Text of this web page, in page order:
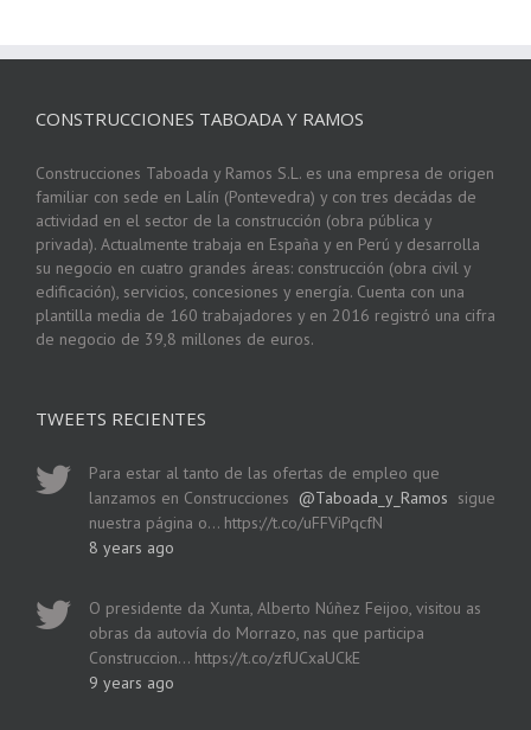
CONSTRUCCIONES TABOADA Y RAMOS
Construcciones Taboada y Ramos S.L. es una empresa de origen
familiar con sede en Lalín (Pontevedra) y con tres decádas de
actividad en el sector de la construcción (obra pública y
privada). Actualmente trabaja en España y en Perú y desarrolla
su negocio en cuatro grandes áreas: construcción (obra civil y
edificación), servicios, concesiones y energía. Cuenta con una
plantilla media de 160 trabajadores y en 2016 registró una cifra
de negocio de 39,8 millones de euros.
TWEETS RECIENTES
Para estar al tanto de las ofertas de empleo que
lanzamos en Construcciones @Taboada_y_Ramos sigue
nuestra página o… https://t.co/uFFViPqcfN
8 years ago
O presidente da Xunta, Alberto Núñez Feijoo, visitou as
obras da autovía do Morrazo, nas que participa
Construccion… https://t.co/zfUCxaUCkE
9 years ago